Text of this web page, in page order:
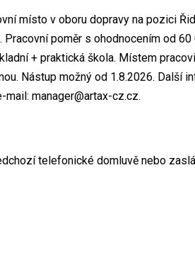
místo v oboru dopravy na pozici
poměr s ohodnocením od
+ praktická škola. Místem
Nástup možný od 1.8.2026. Další
manager@artax-cz.cz.
telefonické domluvě nebo